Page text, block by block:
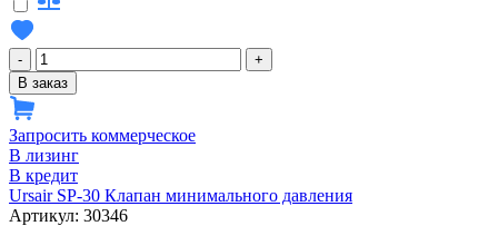
-
+
В заказ
Запросить коммерческое
В лизинг
В кредит
Ursair SP-30 Клапан минимального давления
Артикул: 30346